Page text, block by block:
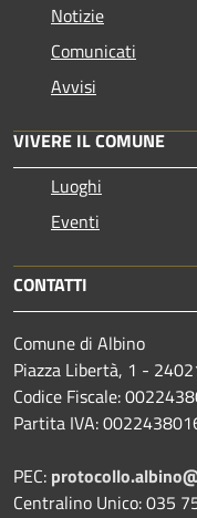
Notizie
Comunicati
Avvisi
VIVERE IL COMUNE
Luoghi
Eventi
CONTATTI
Comune di Albino
Piazza Libertà, 1 -
Codice Fiscale:
Partita IVA:
PEC:
Centralino Unico: 035